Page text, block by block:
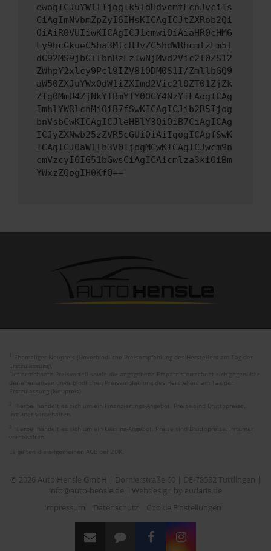
ewogICJuYW1lIjogIk5ldHdvcmtFcnJvciIs
CiAgImNvbmZpZyI6IHsKICAgICJtZXRob2Qi
OiAiR0VUIiwKICAgICJ1cmwiOiAiaHR0cHM6
Ly9hcGkueC5ha3MtcHJvZC5hdWRhcmlzLm5l
dC92MS9jbGllbnRzLzIwNjMvd2Vic2l0ZS12
ZWhpY2xlcy9Pcl9IZV81ODM0S1I/ZmllbGQ9
aW50ZXJuYWxOdW1iZXImd2Vic2l0ZT01ZjZk
ZTg0MmU4ZjNkYTBmYTY0OGY4NzYiLAogICAg
ImhlYWRlcnMiOiB7fSwKICAgICJib2R5Ijog
bnVsbCwKICAgICJleHBlY3QiOiB7CiAgICAg
ICJyZXNwb25zZVR5cGUiOiAiIgogICAgfSwK
ICAgICJ0aW1lb3V0IjogMCwKICAgICJwcm9n
cmVzcyI6IG51bGwsCiAgICAicmlza3kiOiBm
YWxzZQogIH0KfQ==
Ehemaliger Neupreis (Unverbindliche Preisempfehlung des Herstellers am Tag der
Erstzulassung (Neupreis).
Es gelten die allgemeinen AGB der ZDK.
© 2026 Auto Hensle GmbH | Dornierstraße 60 | DE-78532 Tuttlingen |
info@auto-hensle.de | Webdesign by audaris.de
Impressum
Datenschutz Cookie Einstellungen